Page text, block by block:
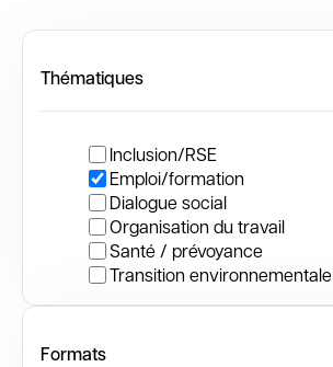
Thématiques
Inclusion/RSE
Emploi/formation
Dialogue social
Organisation du travail
Santé / prévoyance
Transition environnementale
Formats